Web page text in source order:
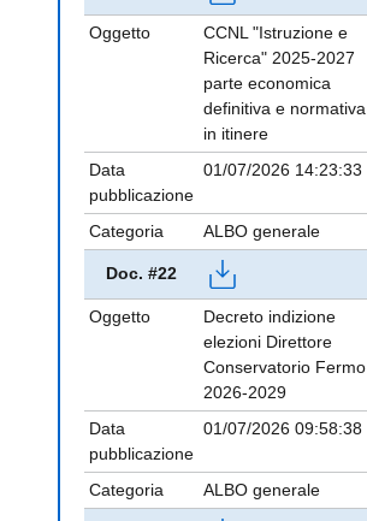
Oggetto
CCNL "Istruzione e
Ricerca" 2025-2027
parte economica
definitiva e normativa
in itinere
Data
pubblicazione
01/07/2026 14:23:33
Categoria ALBO generale
Doc. #22
Oggetto
Decreto indizione
elezioni Direttore
Conservatorio Fermo
2026-2029
Data
pubblicazione
01/07/2026 09:58:38
Categoria ALBO generale